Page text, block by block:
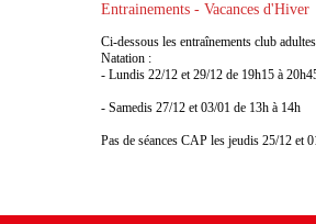
Entrainements - Vacances d'Hiver
Ci-dessous les entraînements club
Natation :
- Lundis 22/12 et 29/12 de 19h15 à
- Samedis 27/12 et 03/01 de 13h à 14h
Pas de séances CAP les jeudis 25/12 et